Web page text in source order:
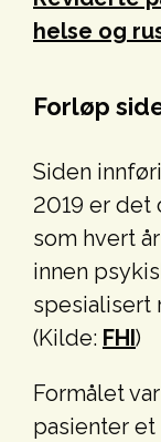
helse og
Forløp
Siden
2019 er det
som hvert
innen
spesialisert
(Kilde: FHI)
Formålet
pasienter